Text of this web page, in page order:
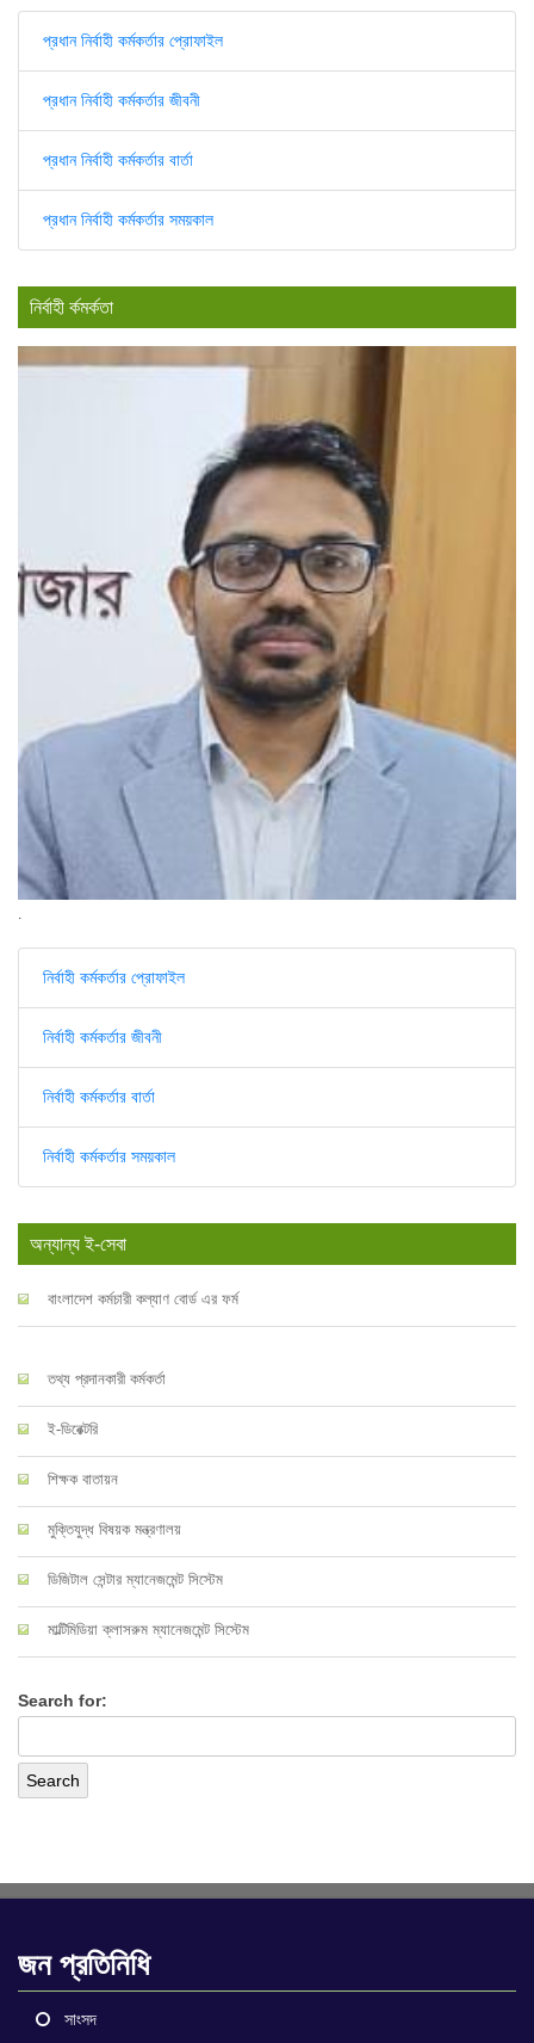
প্রধান নির্বাহী কর্মকর্তার প্রোফাইল
প্রধান নির্বাহী কর্মকর্তার জীবনী
প্রধান নির্বাহী কর্মকর্তার বার্তা
প্রধান নির্বাহী কর্মকর্তার সময়কাল
নির্বাহী র্কমর্কতা
নির্বাহী কর্মকর্তার প্রোফাইল
নির্বাহী কর্মকর্তার জীবনী
নির্বাহী কর্মকর্তার বার্তা
নির্বাহী কর্মকর্তার সময়কাল
অন্যান্য ই-সেবা
বাংলাদেশ কর্মচারী কল্যাণ বোর্ড এর ফর্ম
তথ্য প্রদানকারী কর্মকর্তা
ই-ডিরেক্টরি
শিক্ষক বাতায়ন
মুক্তিযুদ্ধ বিষয়ক মন্ত্রণালয়
ডিজিটাল সেন্টার ম্যানেজমেন্ট সিস্টেম
মাল্টিমিডিয়া ক্লাসরুম ম্যানেজমেন্ট সিস্টেম
Search for:
জন প্রতিনিধি
সাংসদ